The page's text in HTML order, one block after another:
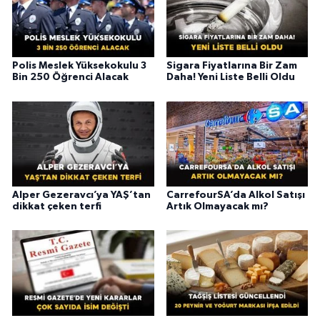
Polis Meslek Yüksekokulu 3
Bin 250 Öğrenci Alacak
Sigara Fiyatlarına Bir Zam
Daha! Yeni Liste Belli Oldu
Alper Gezeravcı’ya YAŞ’tan
dikkat çeken terfi
CarrefourSA’da Alkol Satışı
Artık Olmayacak mı?